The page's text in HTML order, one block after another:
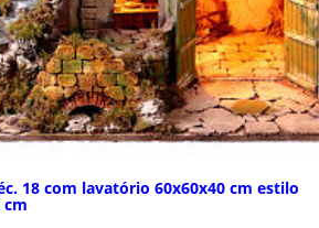
18 com lavatório 60x60x40 cm estilo
cm